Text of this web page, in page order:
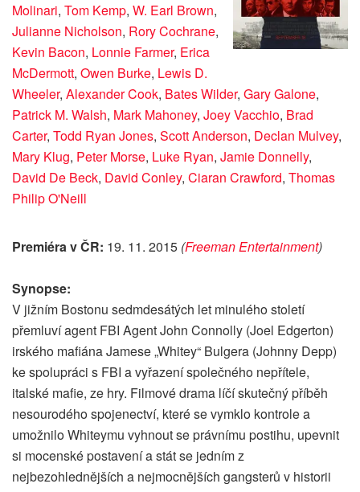
Molinari, Tom Kemp, W. Earl Brown,
Julianne Nicholson, Rory Cochrane,
Kevin Bacon, Lonnie Farmer, Erica
McDermott, Owen Burke, Lewis D.
Wheeler, Alexander Cook, Bates Wilder, Gary Galone,
Patrick M. Walsh, Mark Mahoney, Joey Vacchio, Brad
Carter, Todd Ryan Jones, Scott Anderson, Declan Mulvey,
Mary Klug, Peter Morse, Luke Ryan, Jamie Donnelly,
David De Beck, David Conley, Ciaran Crawford, Thomas
Philip O'Neill
Premiéra v ČR: 19. 11. 2015 (Freeman Entertainment)
Synopse:
V jižním Bostonu sedmdesátých let minulého století
přemluví agent FBI Agent John Connolly (Joel Edgerton)
irského mafiána Jamese „Whitey“ Bulgera (Johnny Depp)
ke spolupráci s FBI a vyřazení společného nepřítele,
italské mafie, ze hry. Filmové drama líčí skutečný příběh
nesourodého spojenectví, které se vymklo kontrole a
umožnilo Whiteymu vyhnout se právnímu postihu, upevnit
si mocenské postavení a stát se jedním z
nejbezohlednějších a nejmocnějších gangsterů v historii